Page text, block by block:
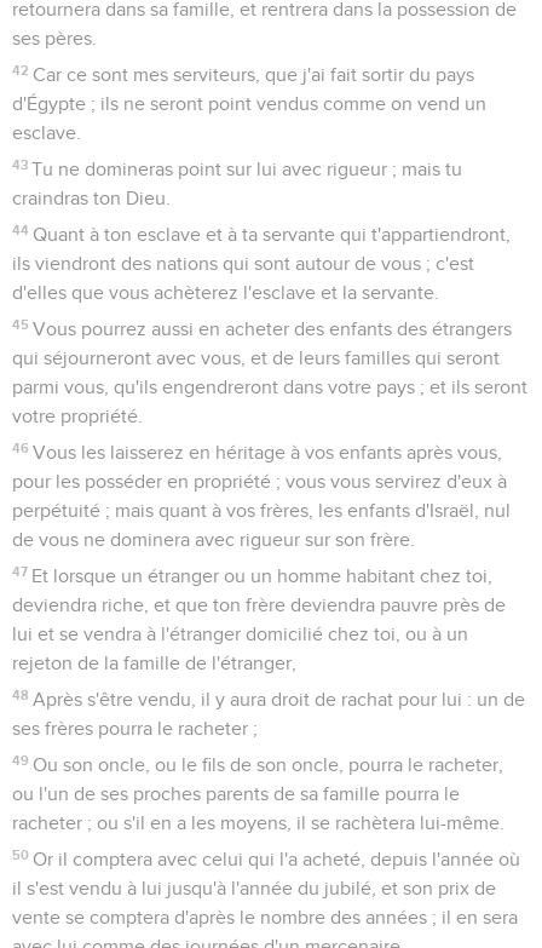
retournera dans sa famille, et rentrera dans la possession de
ses pères.
42 Car ce sont mes serviteurs, que j'ai fait sortir du pays
d'Égypte ; ils ne seront point vendus comme on vend un
esclave.
43 Tu ne domineras point sur lui avec rigueur ; mais tu
craindras ton Dieu.
44 Quant à ton esclave et à ta servante qui t'appartiendront,
ils viendront des nations qui sont autour de vous ; c'est
d'elles que vous achèterez l'esclave et la servante.
45 Vous pourrez aussi en acheter des enfants des étrangers
qui séjourneront avec vous, et de leurs familles qui seront
parmi vous, qu'ils engendreront dans votre pays ; et ils seront
votre propriété.
46 Vous les laisserez en héritage à vos enfants après vous,
pour les posséder en propriété ; vous vous servirez d'eux à
perpétuité ; mais quant à vos frères, les enfants d'Israël, nul
de vous ne dominera avec rigueur sur son frère.
47 Et lorsque un étranger ou un homme habitant chez toi,
deviendra riche, et que ton frère deviendra pauvre près de
lui et se vendra à l'étranger domicilié chez toi, ou à un
rejeton de la famille de l'étranger,
48 Après s'être vendu, il y aura droit de rachat pour lui : un de
ses frères pourra le racheter ;
49 Ou son oncle, ou le fils de son oncle, pourra le racheter,
ou l'un de ses proches parents de sa famille pourra le
racheter ; ou s'il en a les moyens, il se rachètera lui-même.
50 Or il comptera avec celui qui l'a acheté, depuis l'année où
il s'est vendu à lui jusqu'à l'année du jubilé, et son prix de
vente se comptera d'après le nombre des années ; il en sera